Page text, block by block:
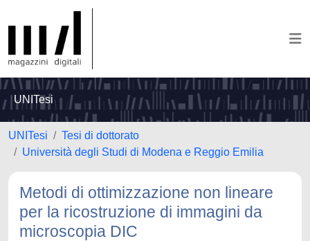
UNITesi
UNITesi
Tesi di dottorato
Università degli Studi di Modena e Reggio Emilia
Metodi di ottimizzazione non lineare
per la ricostruzione di immagini da
microscopia DIC